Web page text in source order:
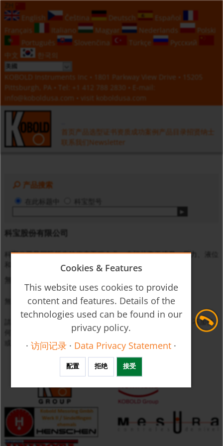
English
Čeština Deutsch
Español
Français
Italiano Magyar Nederlands
Polski
Português
Slovenčina Türkçe
Русский
中文
한국의
KOBOLD Instruments Inc • 1801 Parkway View Drive • 15205
Pittsburgh, PA • Tel:
+1 412 788 2830 • E-mail:
info@koboldusa.com • visit koboldusa.com
首页 产品选型 证书资质 成功案例 产品目录 招贤纳士
联系我们 Newsletter
产品搜索
在此标题中 科宝型号
科宝股份有限公司
科宝公司是国际领先的仪表工程企业，专门从事于流量、压力、液位
和温度等物理量的监控、测量与调节。
無匹配
無法找到符合設定篩選條件的產品。
請放鬆您的搜尋條件（例如，只輸入最多三位數的產品代碼，不加任
或直接與我們聯絡。
Cookies & Features
This website uses cookies to provide
content and features. Details of the
technologies used can be found in our
privacy policy.
·访问记录 · Data Privacy Statement ·
配置 拒绝 接受